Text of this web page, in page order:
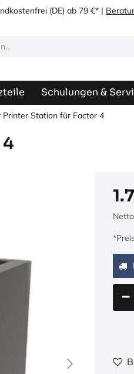
(DE) ab 79 €* |
Schulungen &
Printer Station für Factor 4